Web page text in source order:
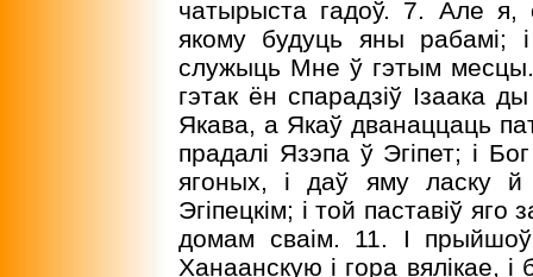
чатырыста гадоў. 7. Але я,
якому будуць яны рабамі;
служыць Мне ў гэтым
гэтак ён спарадзіў Ізаака
Якава, а Якаў дванаццаць
прадалі Язэпа ў Эгіпет; і
ягоных, і даў яму ласку
Эгіпецкім; і той паставіў
домам сваім. 11. I
Ханаанскую і гора вялікае, і